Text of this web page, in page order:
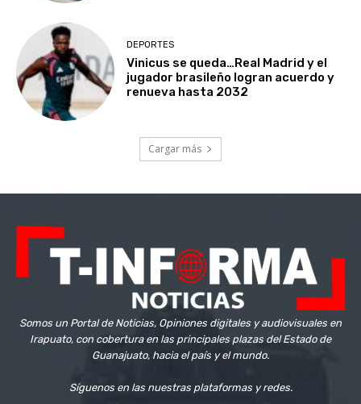
DEPORTES
Vinicus se queda…Real Madrid y el
jugador brasileño logran acuerdo y
renueva hasta 2032
Cargar más
Somos un Portal de Noticias, Opiniones digitales y audiovisuales en
Irapuato, con cobertura en las principales plazas del Estado de
Guanajuato, hacia el país y el mundo.
Síguenos en las nuestras plataformas y redes.